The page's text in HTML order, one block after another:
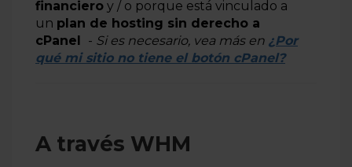
financiero y / o porque está vinculado a
un plan de hosting sin derecho a
cPanel - Si es necesario, vea más en ¿Por
qué mi sitio no tiene el botón cPanel?
A través WHM